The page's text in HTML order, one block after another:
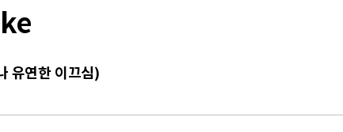
유연한 이끄심)